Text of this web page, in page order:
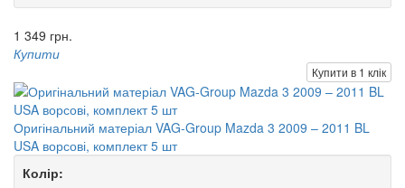
1 349 грн.
Купити
Купити в 1 клік
Оригінальний матеріал VAG-Group Mazda 3 2009 – 2011 BL
USA ворсові, комплект 5 шт
Колір: